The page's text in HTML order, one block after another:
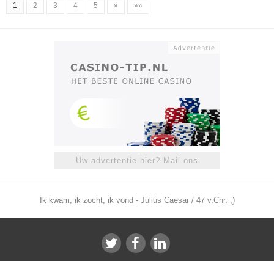
1 2 3 4 5 » »»
Uw advertentie hier? Mail ons
Ik kwam, ik zocht, ik vond - Julius Caesar / 47 v.Chr. ;)